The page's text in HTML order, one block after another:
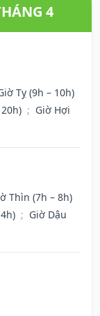
4
Tỵ (9h – 10h)
; Giờ Hợi
Thìn (7h – 8h)
; Giờ Dậu